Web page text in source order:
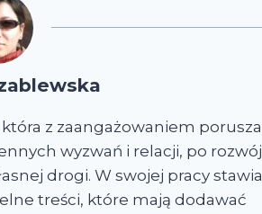
z zaangażowaniem porusza
wyzwań i relacji, po rozwój
drogi. W swojej pracy stawia
treści, które mają dodawać